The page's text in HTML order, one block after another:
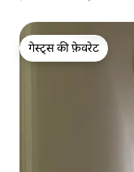
गेस्ट्स की फ़ेवरेट
गेस्ट्स की फ़ेवरेट